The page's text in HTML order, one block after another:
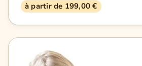
à partir de 199,00 €